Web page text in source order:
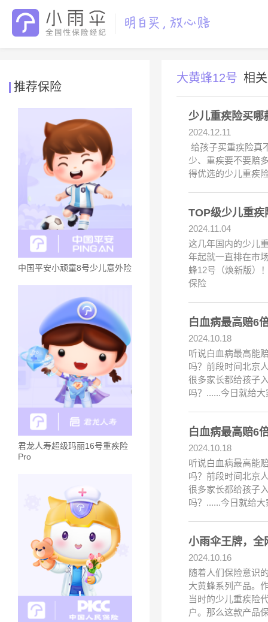
推荐保险
中国平安小顽童8号少儿意外险
君龙人寿超级玛丽16号重疾险
Pro
大黄蜂12号 相
少儿重疾险买哪
2024.12.11
给孩子买重疾险真
少、重疾要不要赔
得优选的少儿重疾
TOP级少儿重
2024.11.04
这几年国内的少儿
年起就一直排在市
蜂12号（焕新版）
保险
白血病最高赔6
2024.10.18
听说白血病最高能
吗？前段时间北京
很多家长都给孩子
吗？......今日就给
白血病最高赔6
2024.10.18
听说白血病最高能
吗？前段时间北京
很多家长都给孩子
吗？......今日就给
小雨伞王牌，全
2024.10.16
随着人们保险意识
大黄蜂系列产品。
当时的少儿重疾险
户。那么这款产品